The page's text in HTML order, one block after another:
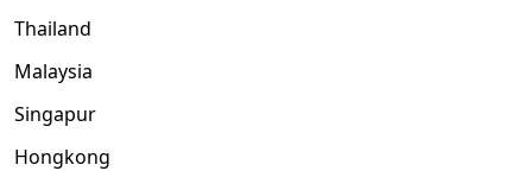
Thailand
Malaysia
Singapur
Hongkong